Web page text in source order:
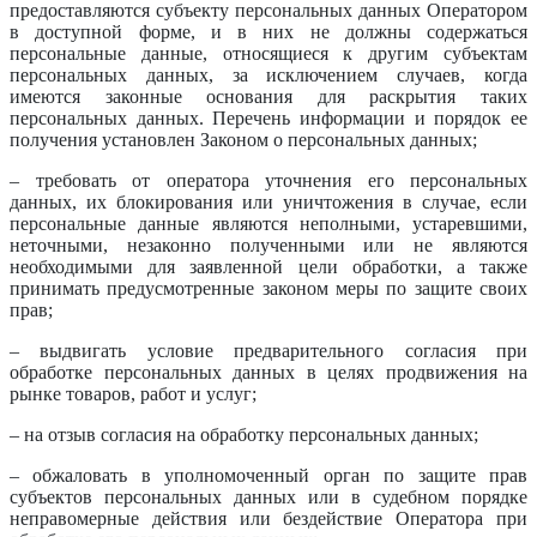
предоставляются субъекту персональных данных Оператором
в доступной форме, и в них не должны содержаться
персональные данные, относящиеся к другим субъектам
персональных данных, за исключением случаев, когда
имеются законные основания для раскрытия таких
персональных данных. Перечень информации и порядок ее
получения установлен Законом о персональных данных;
– требовать от оператора уточнения его персональных
данных, их блокирования или уничтожения в случае, если
персональные данные являются неполными, устаревшими,
неточными, незаконно полученными или не являются
необходимыми для заявленной цели обработки, а также
принимать предусмотренные законом меры по защите своих
прав;
– выдвигать условие предварительного согласия при
обработке персональных данных в целях продвижения на
рынке товаров, работ и услуг;
– на отзыв согласия на обработку персональных данных;
– обжаловать в уполномоченный орган по защите прав
субъектов персональных данных или в судебном порядке
неправомерные действия или бездействие Оператора при